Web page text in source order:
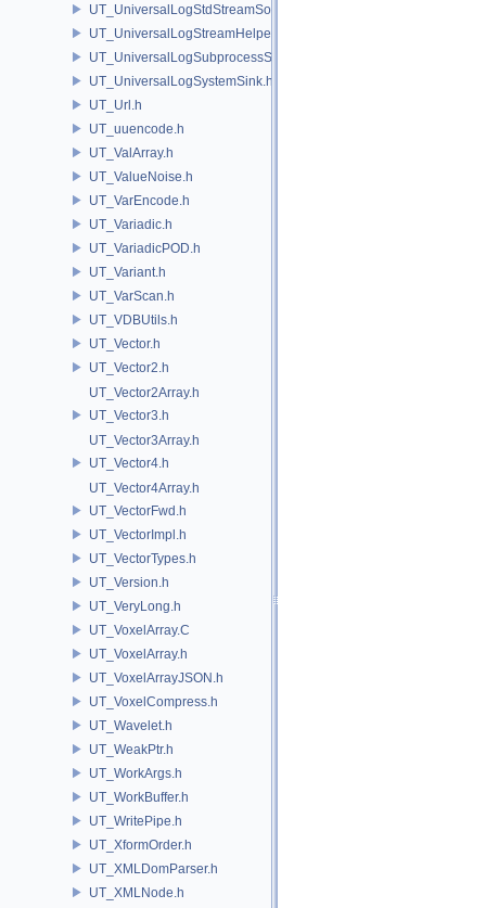
UT_UniversalLogStdStreamSource.h
UT_UniversalLogStreamHelper.h
UT_UniversalLogSubprocessSource.h
UT_UniversalLogSystemSink.h
UT_Url.h
UT_uuencode.h
UT_ValArray.h
UT_ValueNoise.h
UT_VarEncode.h
UT_Variadic.h
UT_VariadicPOD.h
UT_Variant.h
UT_VarScan.h
UT_VDBUtils.h
UT_Vector.h
UT_Vector2.h
UT_Vector2Array.h
UT_Vector3.h
UT_Vector3Array.h
UT_Vector4.h
UT_Vector4Array.h
UT_VectorFwd.h
UT_VectorImpl.h
UT_VectorTypes.h
UT_Version.h
UT_VeryLong.h
UT_VoxelArray.C
UT_VoxelArray.h
UT_VoxelArrayJSON.h
UT_VoxelCompress.h
UT_Wavelet.h
UT_WeakPtr.h
UT_WorkArgs.h
UT_WorkBuffer.h
UT_WritePipe.h
UT_XformOrder.h
UT_XMLDomParser.h
UT_XMLNode.h